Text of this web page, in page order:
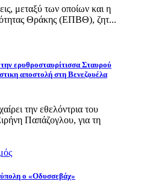
μεταξύ των οποίων και η
Θράκης (ΕΠΒΘ), ζητ...
ερυθροσταυρίτισσα Σταυρού
αποστολή στη Βενεζουέλα
την εθελόντρια του
Παπάζογλου, για τη
ο «Οδυσσεβάχ»